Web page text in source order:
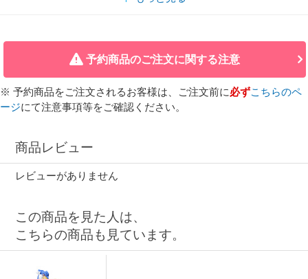
予約商品のご注文に関する注意
※ 予約商品をご注文されるお客様は、ご注文前に必ずこちらのペ
ージにて注意事項等をご確認ください。
商品レビュー
レビューがありません
この商品を見た人は、
こちらの商品も見ています。